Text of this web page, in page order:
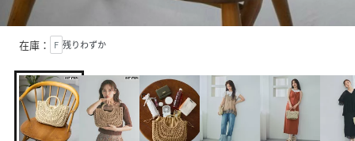
在庫： F 残りわずか